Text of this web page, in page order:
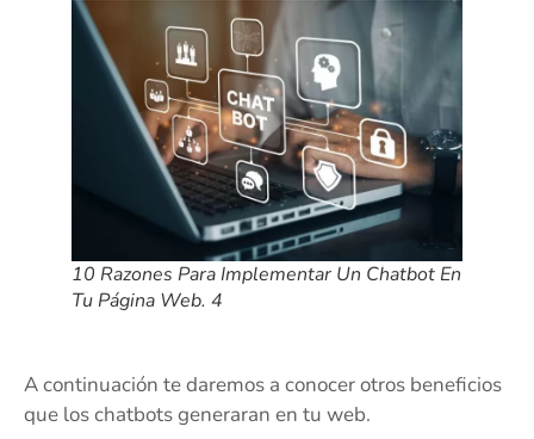
10 Razones Para Implementar Un Chatbot En
Tu Página Web. 4
A continuación te daremos a conocer otros beneficios
que los chatbots generaran en tu web.